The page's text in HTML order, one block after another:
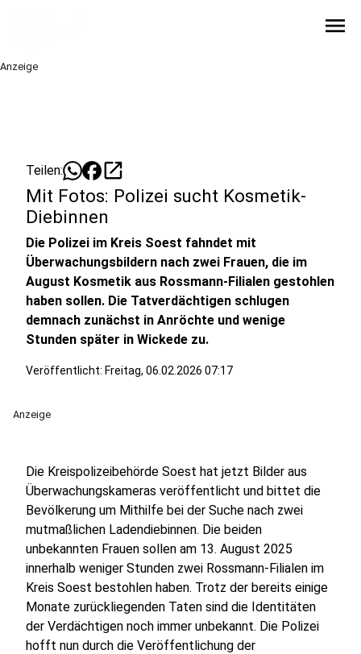
menu
Anzeige
Teilen: open_in_new
Mit Fotos: Polizei sucht Kosmetik-
Diebinnen
Die Polizei im Kreis Soest fahndet mit
Überwachungsbildern nach zwei Frauen, die im
August Kosmetik aus Rossmann-Filialen gestohlen
haben sollen. Die Tatverdächtigen schlugen
demnach zunächst in Anröchte und wenige
Stunden später in Wickede zu.
Veröffentlicht: Freitag, 06.02.2026 07:17
Anzeige
Die Kreispolizeibehörde Soest hat jetzt Bilder aus
Überwachungskameras veröffentlicht und bittet die
Bevölkerung um Mithilfe bei der Suche nach zwei
mutmaßlichen Ladendiebinnen. Die beiden
unbekannten Frauen sollen am 13. August 2025
innerhalb weniger Stunden zwei Rossmann-Filialen im
Kreis Soest bestohlen haben. Trotz der bereits einige
Monate zurückliegenden Taten sind die Identitäten
der Verdächtigen noch immer unbekannt. Die Polizei
hofft nun durch die Veröffentlichung der